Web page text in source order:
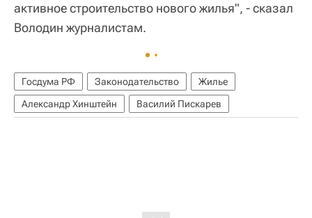
активное строительство нового жилья", - сказал
Володин журналистам.
Госдума РФ Законодательство
Жилье
Александр Хинштейн
Василий Пискарев